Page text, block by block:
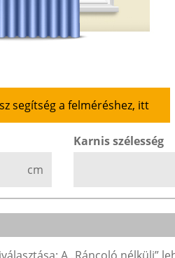
segítség a felméréshez, itt
cm
Karnis szélesség